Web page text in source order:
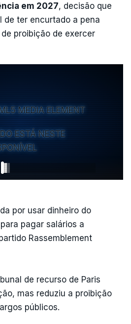
em 2027, decisão que
de ter encurtado a pena
proibição de exercer
MEDIA ELEMENT
ESTÁ NESTE
por usar dinheiro do
pagar salários a
Rassemblement
de recurso de Paris
mas reduziu a proibição
públicos.